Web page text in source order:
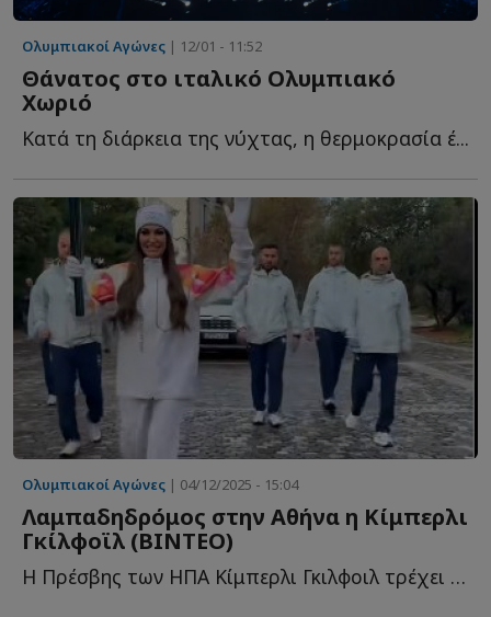
Ολυμπιακοί Αγώνες | 12/01 - 11:52
Θάνατος στο ιταλικό Ολυμπιακό
Χωριό
Κατά τη διάρκεια της νύχτας, η θερμοκρασία έ...
Ολυμπιακοί Αγώνες | 04/12/2025 - 15:04
Λαμπαδηδρόμος στην Αθήνα η Κίμπερλι
Γκίλφοϊλ (ΒΙΝΤΕΟ)
Η Πρέσβης των ΗΠΑ Κίμπερλι Γκιλφοιλ τρέχει με την Ολυμπιακή Φ...